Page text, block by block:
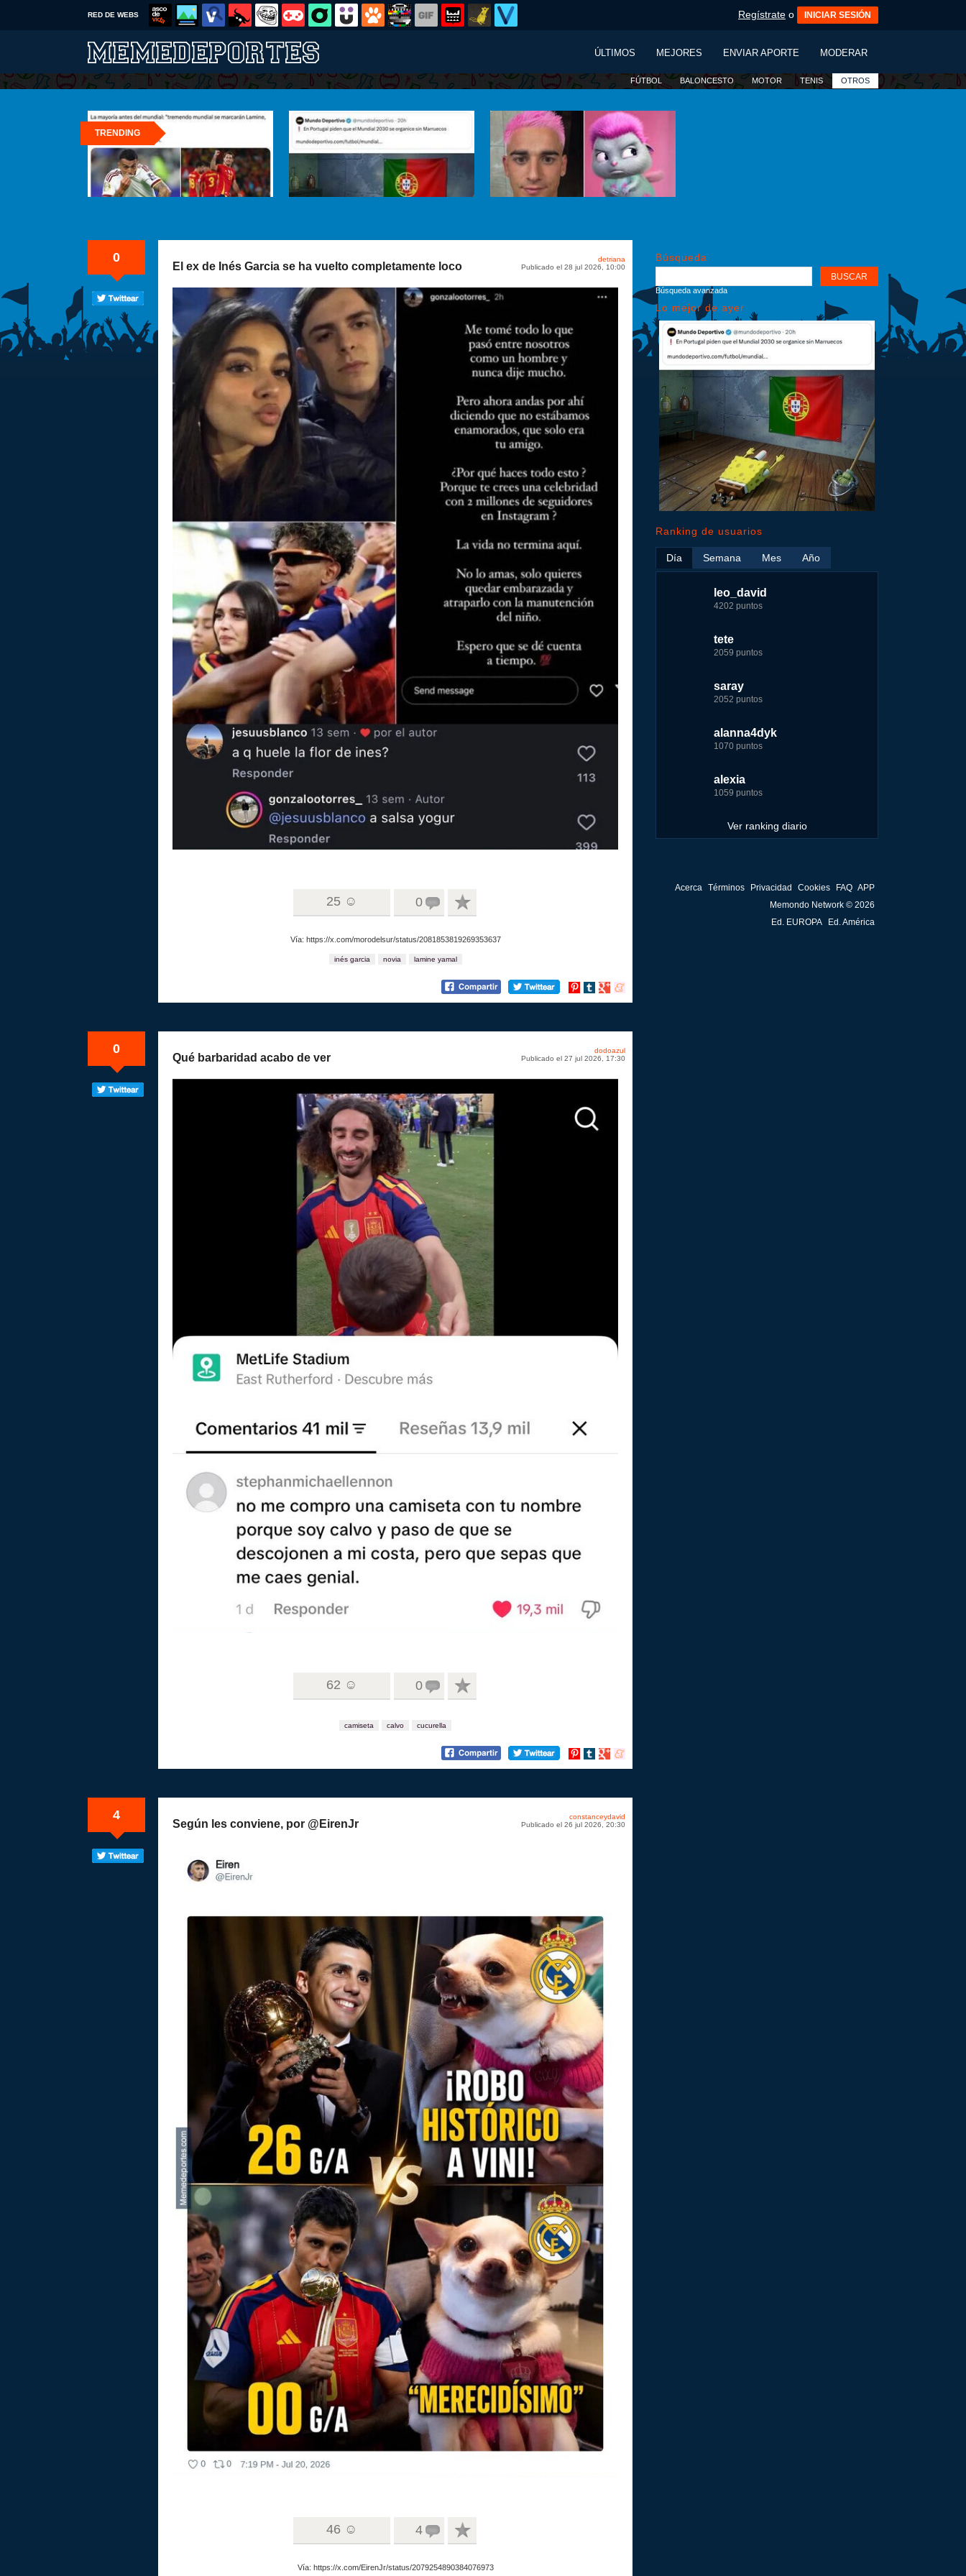
RED DE WEBS Regístrate o INICIAR SESIÓN
ÚLTIMOS MEJORES ENVIAR APORTE MODERAR
FÚTBOL BALONCESTO MOTOR TENIS OTROS
TRENDING
0
detriana
Publicado el 28 jul 2026, 10:00
El ex de Inés Garcia se ha vuelto completamente loco
25 ☺ 0
Vía: https://x.com/morodelsur/status/2081853819269353637
inés garcia novia lamine yamal
Compartir
Compartir
Compartir
Compartir
0
dodoazul
Publicado el 27 jul 2026, 17:30
Qué barbaridad acabo de ver
62 ☺ 0
camiseta calvo cucurella
Compartir
Compartir
Compartir
Compartir
4
constanceydavid
Publicado el 26 jul 2026, 20:30
Según les conviene, por @EirenJr
46 ☺ 4
Vía: https://x.com/EirenJr/status/2079254890384076973
Búsqueda
Búsqueda avanzada
Lo mejor de ayer
Ranking de usuarios
Día
leo_david
4202 puntos
tete
2059 puntos
saray
2052 puntos
alanna4dyk
1070 puntos
alexia
1059 puntos
Ver ranking diario
Semana
leo_david
21926 puntos
fer
7229 puntos
tete
6233 puntos
123dale
5192 puntos
saray
5183 puntos
Mes
leo_david
33385 puntos
jeremy_malpieu
15444 puntos
tete
8301 puntos
123dale
8290 puntos
fer
8283 puntos
Año
nomedigas
339916 puntos
jeremy_malpieu
263186 puntos
Baba
252929 puntos
john
244881 puntos
fer
236750 puntos
Acerca Términos Privacidad Cookies FAQ APP
Memondo Network © 2026
Ed. EUROPA
Ed. América